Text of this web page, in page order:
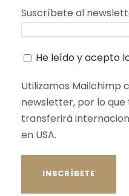
Suscríbete al
He leído y acepto
Utilizamos Mailchimp
newsletter, por lo
transferirá
en USA.